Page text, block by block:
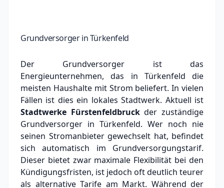
Grundversorger in Türkenfeld
Der Grundversorger ist das
Energieunternehmen, das in Türkenfeld die
meisten Haushalte mit Strom beliefert. In vielen
Fällen ist dies ein lokales Stadtwerk. Aktuell ist
Stadtwerke Fürstenfeldbruckder zuständige
Grundversorger in Türkenfeld. Wer noch nie
seinen Stromanbieter gewechselt hat, befindet
sich automatisch im Grundversorgungstarif.
Dieser bietet zwar maximale Flexibilität bei den
Kündigungsfristen, ist jedoch oft deutlich teurer
als alternative Tarife am Markt. Während der